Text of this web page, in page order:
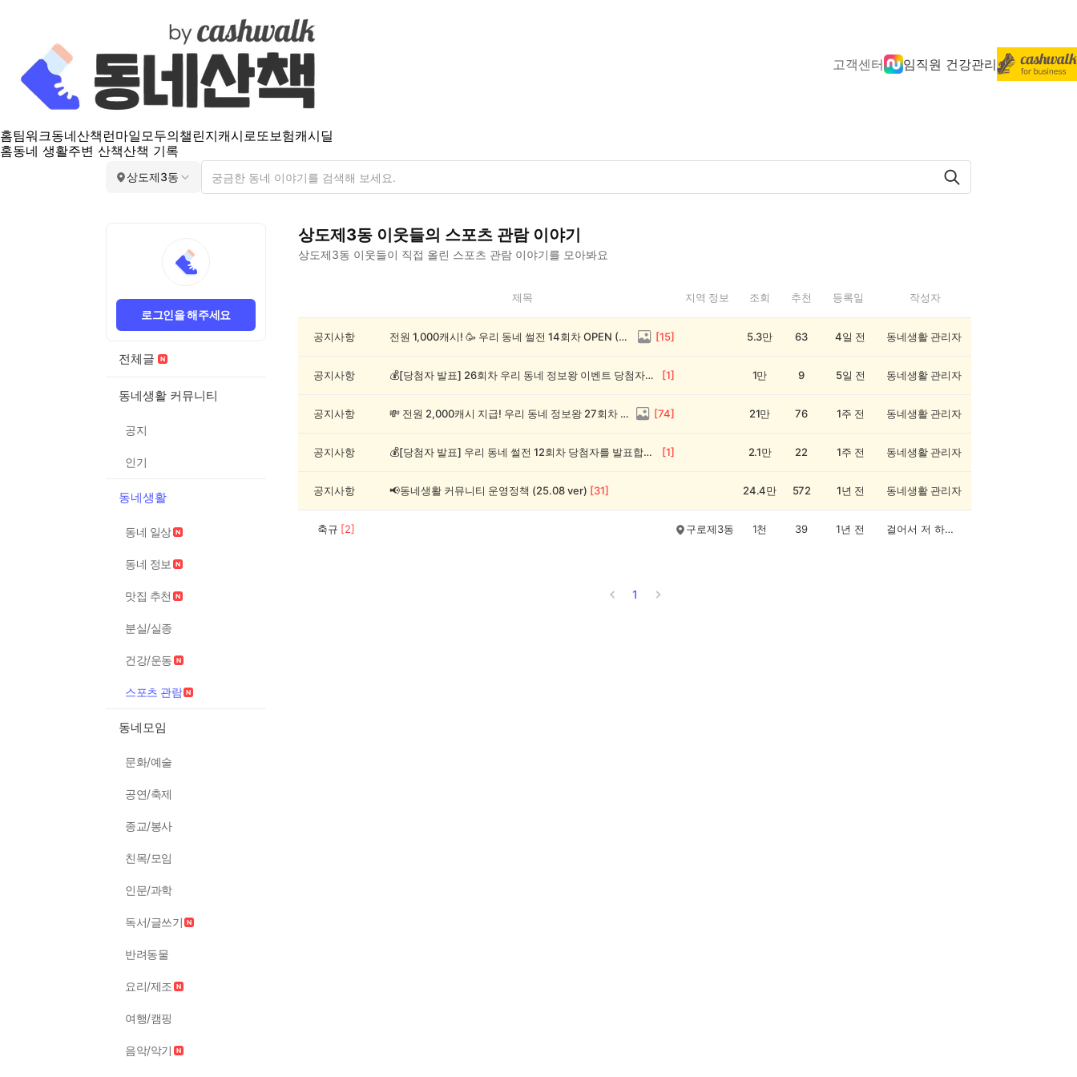
고객센터 임직원 건강관리
홈팀워크동네산책 런마일모두의챌린지캐시로또보험캐시딜
홈동네 생활주변 산책산책 기록
상도제3동
로그인을 해주세요
전체글
동네생활 커뮤니티
공지
인기
동네생활
동네 일상
동네 정보
맛집 추천
분실/실종
건강/운동
스포츠 관람
동네모임
문화/예술
공연/축제
종교/봉사
친목/모임
인문/과학
독서/글쓰기
반려동물
요리/제조
여행/캠핑
음악/악기
상도제3동 이웃들의 스포츠 관람이야기
상도제3동 이웃들이 직접 올린 스포츠 관람 이야기를 모아봐요
제
제목 지역 정보 조회 추천 등록일 작성자
공지사항 전원 1,000캐시! 🥳 우리 동네 썰전 14회차 OPEN (~8/17) [15] 5.3만 63 4일 전 동네생활 관리자
공지사항 💰[당첨자 발표] 26회차 우리 동네 정보왕 이벤트 당첨자를 발표합니다! [1] 1만 9 5일 전 동네생활 관리자
공지사항 💸 전원 2,000캐시 지급! 우리 동네 정보왕 27회차 (~8/10) [74] 21만 76 1주 전 동네생활 관리자
공지사항 💰[당첨자 발표] 우리 동네 썰전 12회차 당첨자를 발표합니다! [1] 2.1만 22 1주 전 동네생활 관리자
공지사항 📢동네생활 커뮤니티 운영정책 (25.08 ver) [31] 24.4만 572 1년 전 동네생활 관리자
축규 [2] 구로제3동 1천 39 1년 전 걸어서 저 하늘까지
1